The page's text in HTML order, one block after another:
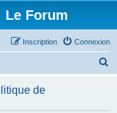
Le Forum
Connexion
Inscription
h
de